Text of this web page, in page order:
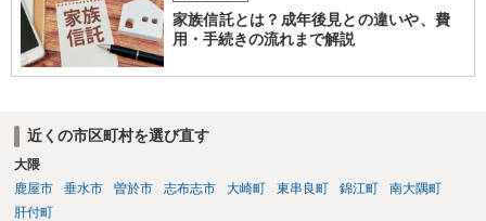
家族信託とは？成年後見との違いや、費
用・手続きの流れまで解説
近くの市区町村を選び直す
大隈
鹿屋市
垂水市 曽於市 志布志市 大崎町 東串良町 錦江町
南大隅町
肝付町